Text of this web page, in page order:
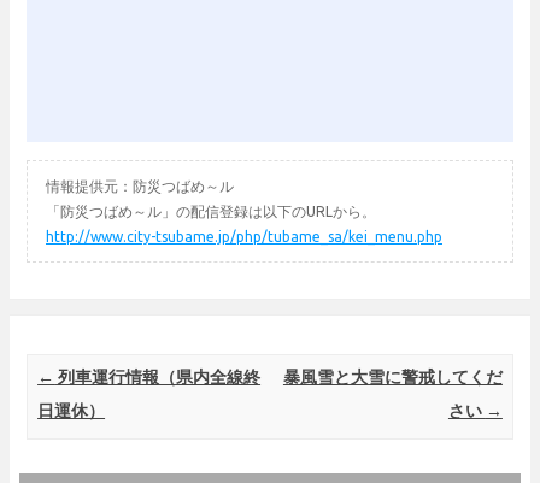
情報提供元：防災つばめ～ル
「防災つばめ～ル」の配信登録は以下のURLから。
http://www.city-tsubame.jp/php/tubame_sa/kei_menu.php
Post navigation
← 列車運行情報（県内全線終
日運休）
暴風雪と大雪に警戒してくだ
さい →